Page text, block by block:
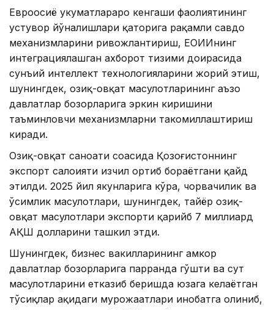
Евроосиё ҳукуматлараро кенгаши фаолиятининг
устувор йўналишлари қаторига рақамли савдо
механизмларини ривожлантириш, ЕОИИнинг
интеграциялашган ахборот тизими доирасида
сунъий интеллект технологияларини жорий этиш,
шунингдек, озиқ-овқат маҳсулотларининг аъзо
давлатлар бозорларига эркин киришини
таъминловчи механизмларни такомиллаштириш
киради.
Озиқ-овқат саноати соҳасида Қозоғистоннинг
экспорт салоҳияти изчил ортиб бораётгани қайд
этилди. 2025 йил якунларига кўра, чорвачилик ва
ўсимлик маҳсулотлари, шунингдек, тайёр озиқ-
овқат маҳсулотлари экспорти қарийб 7 миллиард
АҚШ долларини ташкил этди.
Шунингдек, бизнес вакилларининг ҳамкор
давлатлар бозорларига парранда гўшти ва сут
маҳсулотларини етказиб беришда юзага келаётган
тўсиқлар ҳақидаги мурожаатлари инобатга олиниб,